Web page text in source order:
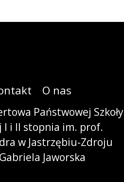
O nas
Państwowej Szkoły
I i II stopnia im. prof.
w Jastrzębiu-Zdroju
Jaworska